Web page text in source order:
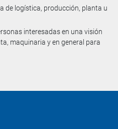
de logística, producción, planta u
interesadas en una visión
maquinaria y en general para